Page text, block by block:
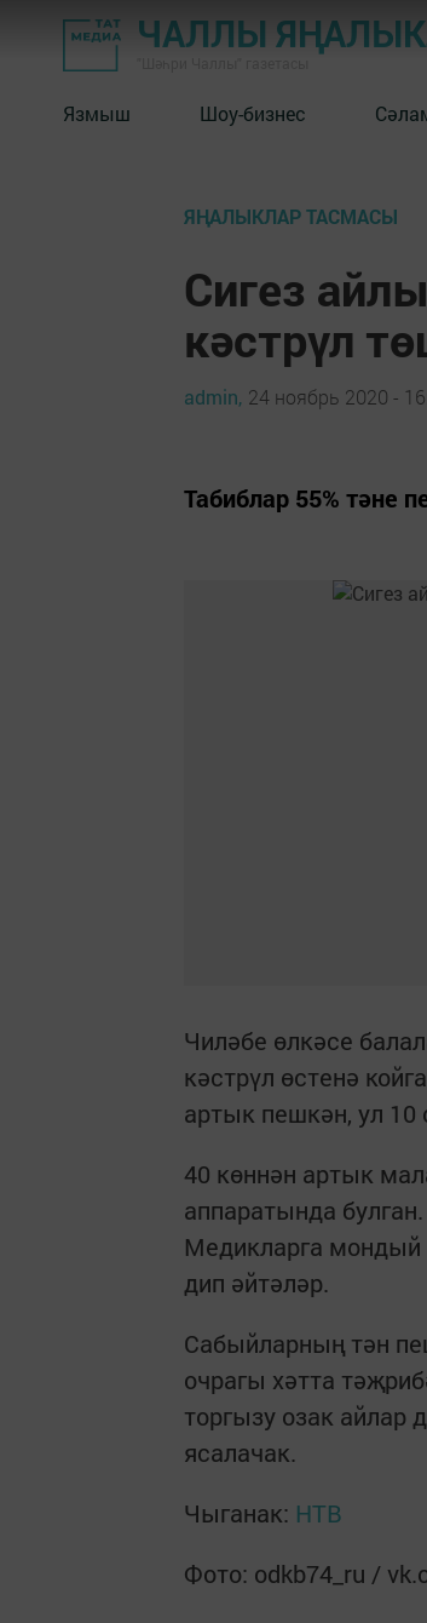
ЧАЛЛЫ
Язмыш Шоу-бизнес
ЯҢАЛЫКЛАР ТАСМАСЫ
Сигез
кәстрүл
admin, 24 ноябрь 2020 -
Табиблар 55% тәне
Чиләбе өлкәсе
кәстрүл өстенә
артык пешкән, ул 10
40 көннән артык
аппаратында
Медикларга мондый
дип әйтәләр.
Сабыйларның тән
очрагы хәтта
торгызу озак айлар
ясалачак.
Чыганак: НТВ
Фото: odkb74_ru /